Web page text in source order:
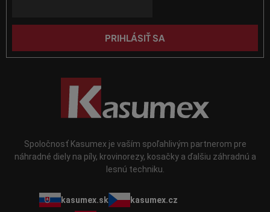
s
u
Spoločnosť Kasumex je vaším spoľahlivým partnerom pre
náhradné diely na píly, krovinorezy, kosačky a ďalšiu záhradnú a
lesnú techniku.
kasumex.sk
kasumex.cz
PRIHLÁSIŤ SA